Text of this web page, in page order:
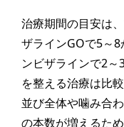
治療期間の目安は
ザラインGOで5～
ンビザラインで2～
を整える治療は比
並び全体や噛み合
の本数が増えるた